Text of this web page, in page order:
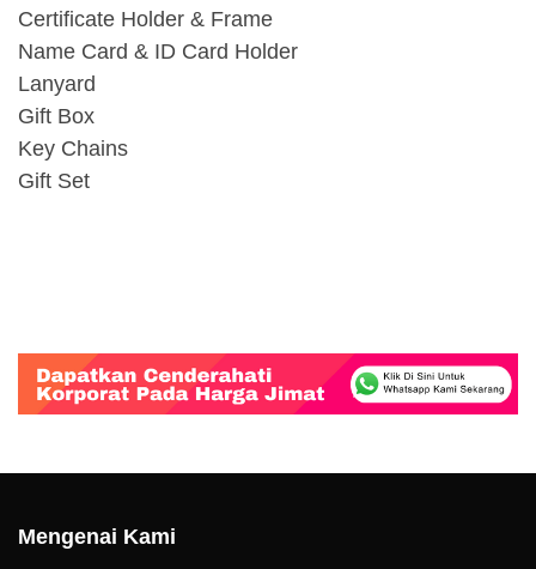
Certificate Holder & Frame
Name Card & ID Card Holder
Lanyard
Gift Box
Key Chains
Gift Set
Mengenai Kami